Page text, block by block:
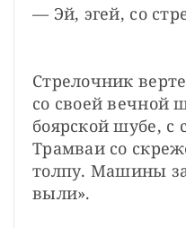
— Эй, эгей, со
Стрелочник
со своей вечной
боярской шубе, с
Трамваи со
толпу. Машины
выли».